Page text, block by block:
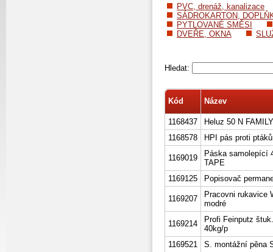
PVC, drenáž, kanalizace
SÁDROKARTON,
PYTLOVANÉ SMĚSI
DVEŘE, OKNA
Hledat:
Kód Název
1168437
Heluz 50 N
1168578
HPI pás proti
1169019
Páska samolepící
TAPE
1169125
Popisovač
1169207
Pracovni rukavice
modré
1169214
Profi Feinputz
40kg/p
1169521
S. montážní pěna